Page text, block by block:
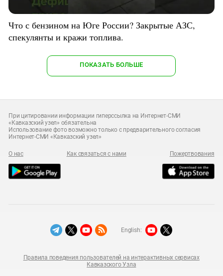
Что с бензином на Юге России? Закрытые АЗС,
спекулянты и кражи топлива.
ПОКАЗАТЬ БОЛЬШЕ
При цитировании информации гиперссылка на Интернет-СМИ
«Кавказский узел» обязательна
Использование фото возможно только с предварительного согласия
Интернет-СМИ «Кавказский узел»
О нас Как связаться с нами Пожертвования
Правила поведения пользователей на интерактивных сервисах
Кавказского Узла
English: